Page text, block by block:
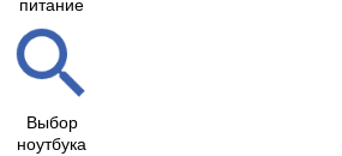
питание
Выбор
ноутбука